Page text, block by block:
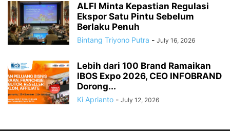
ALFI Minta Kepastian Regulasi
Ekspor Satu Pintu Sebelum
Berlaku Penuh
Bintang Triyono Putra - July 16, 2026
Lebih dari 100 Brand Ramaikan
IBOS Expo 2026, CEO INFOBRAND
Dorong...
Ki Aprianto - July 12, 2026